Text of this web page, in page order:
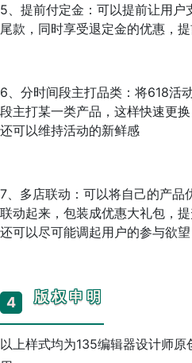
5、提前付定金：可以提前让用
尾款，同时享受退定金的优惠，
6、分时间段主打品类：将618活
段主打某一类产品，这样快速更
还可以维持活动的新鲜感
7、多店联动：可以将自己的产品
联动起来，包装成优惠大礼包，
还可以尽可能调起用户的参与欲望
4 版权申明
以上样式均为135编辑器设计师